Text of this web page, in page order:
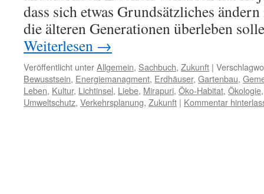
dass sich etwas Grundsätzliches
die älteren Generationen überleben
Weiterlesen →
Veröffentlicht unterAllgemein, Sachbuch, Zukunft |
Bewusstsein, Energiemanagment, Erdhäuser, Gartenbau,
Leben, Kultur, Lichtinsel, Liebe, Mirapuri, Öko-Habitat, Ökologie
Umweltschutz, Verkehrsplanung, Zukunft | Kommentar